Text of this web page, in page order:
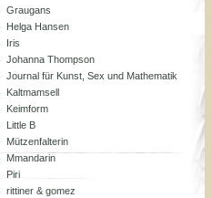
Graugans
Helga Hansen
Iris
Johanna Thompson
Journal für Kunst, Sex und Mathematik
Kaltmamsell
Keimform
Little B
Mützenfalterin
Mmandarin
Piri
rittiner & gomez